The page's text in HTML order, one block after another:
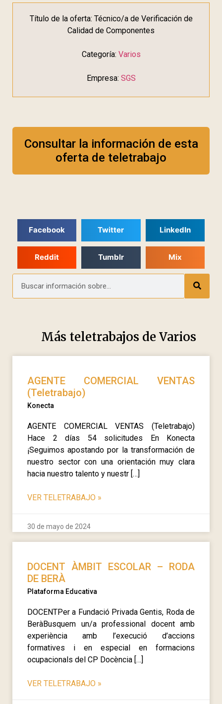
Título de la oferta: Técnico/a de Verificación de
Calidad de Componentes
Categoría: Varios
Empresa: SGS
Consultar la información de esta
oferta de teletrabajo
Facebook Twitter LinkedIn
Reddit Tumblr Mix
Más teletrabajos deVarios
AGENTE COMERCIAL VENTAS
(Teletrabajo)
Konecta
AGENTE COMERCIAL VENTAS (Teletrabajo)
Hace 2 días 54 solicitudes En Konecta
¡Seguimos apostando por la transformación de
nuestro sector con una orientación muy clara
hacia nuestro talento y nuestr […]
VER TELETRABAJO »
30 de mayo de 2024
DOCENT ÀMBIT ESCOLAR – RODA
DE BERÀ
Plataforma Educativa
DOCENTPer a Fundació Privada Gentis, Roda de
BeràBusquem un/a professional docent amb
experiència amb l’execució d’accions
formatives i en especial en formacions
ocupacionals del CP Docència […]
VER TELETRABAJO »